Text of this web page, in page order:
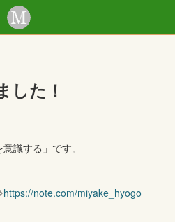
した！
識する」です。
https://note.com/miyake_hyogo